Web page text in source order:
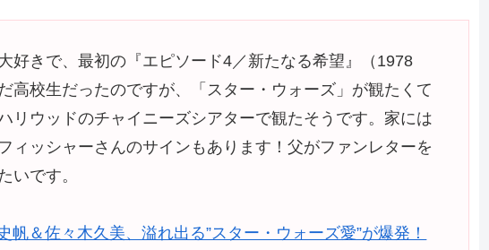
好きで、最初の『エピソード4／新たなる希望』（1978
高校生だったのですが、「スター・ウォーズ」が観たくて
リウッドのチャイニーズシアターで観たそうです。家には
ィッシャーさんのサインもあります！父がファンレターを
いです。
帆＆佐々木久美、溢れ出る”スター・ウォーズ愛”が爆発！